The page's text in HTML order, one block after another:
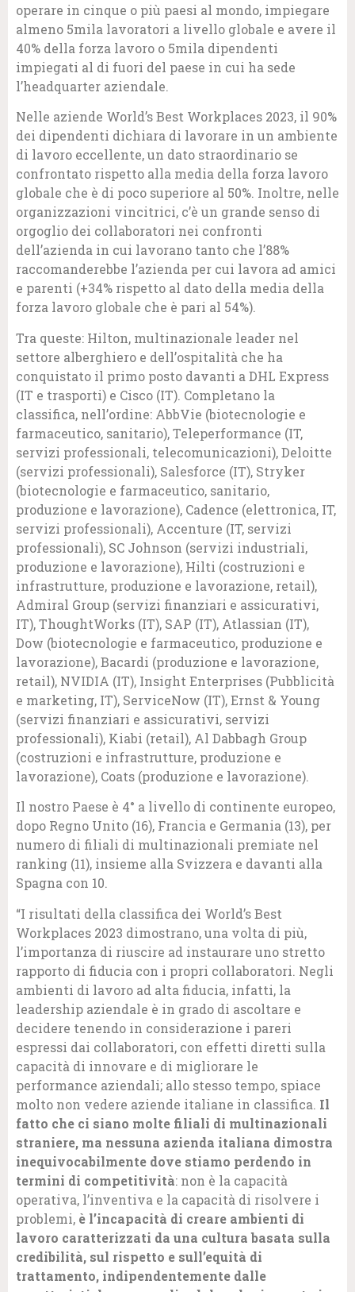
operare in cinque o più paesi al mondo, impiegare
almeno 5mila lavoratori a livello globale e avere il
40% della forza lavoro o 5mila dipendenti
impiegati al di fuori del paese in cui ha sede
l’headquarter aziendale.
Nelle aziende World’s Best Workplaces 2023, il 90%
dei dipendenti dichiara di lavorare in un ambiente
di lavoro eccellente, un dato straordinario se
confrontato rispetto alla media della forza lavoro
globale che è di poco superiore al 50%. Inoltre, nelle
organizzazioni vincitrici, c’è un grande senso di
orgoglio dei collaboratori nei confronti
dell’azienda in cui lavorano tanto che l’88%
raccomanderebbe l’azienda per cui lavora ad amici
e parenti (+34% rispetto al dato della media della
forza lavoro globale che è pari al 54%).
Tra queste: Hilton, multinazionale leader nel
settore alberghiero e dell’ospitalità che ha
conquistato il primo posto davanti a DHL Express
(IT e trasporti) e Cisco (IT). Completano la
classifica, nell’ordine: AbbVie (biotecnologie e
farmaceutico, sanitario), Teleperformance (IT,
servizi professionali, telecomunicazioni), Deloitte
(servizi professionali), Salesforce (IT), Stryker
(biotecnologie e farmaceutico, sanitario,
produzione e lavorazione), Cadence (elettronica, IT,
servizi professionali), Accenture (IT, servizi
professionali), SC Johnson (servizi industriali,
produzione e lavorazione), Hilti (costruzioni e
infrastrutture, produzione e lavorazione, retail),
Admiral Group (servizi finanziari e assicurativi,
IT), ThoughtWorks (IT), SAP (IT), Atlassian (IT),
Dow (biotecnologie e farmaceutico, produzione e
lavorazione), Bacardi (produzione e lavorazione,
retail), NVIDIA (IT), Insight Enterprises (Pubblicità
e marketing, IT), ServiceNow (IT), Ernst & Young
(servizi finanziari e assicurativi, servizi
professionali), Kiabi (retail), Al Dabbagh Group
(costruzioni e infrastrutture, produzione e
lavorazione), Coats (produzione e lavorazione).
Il nostro Paese è 4° a livello di continente europeo,
dopo Regno Unito (16), Francia e Germania (13), per
numero di filiali di multinazionali premiate nel
ranking (11), insieme alla Svizzera e davanti alla
Spagna con 10.
“I risultati della classifica dei World’s Best
Workplaces 2023 dimostrano, una volta di più,
l’importanza di riuscire ad instaurare uno stretto
rapporto di fiducia con i propri collaboratori. Negli
ambienti di lavoro ad alta fiducia, infatti, la
leadership aziendale è in grado di ascoltare e
decidere tenendo in considerazione i pareri
espressi dai collaboratori, con effetti diretti sulla
capacità di innovare e di migliorare le
performance aziendali; allo stesso tempo, spiace
molto non vedere aziende italiane in classifica. Il
fatto che ci siano molte filiali di multinazionali
straniere, ma nessuna azienda italiana dimostra
inequivocabilmente dove stiamo perdendo in
termini di competitività: non è la capacità
operativa, l’inventiva e la capacità di risolvere i
problemi, è l’incapacità di creare ambienti di
lavoro caratterizzati da una cultura basata sulla
credibilità, sul rispetto e sull’equità di
trattamento, indipendentemente dalle